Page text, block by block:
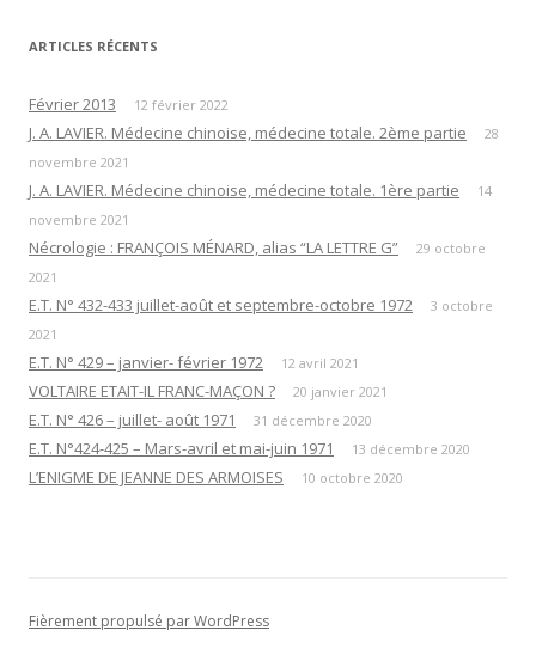
ARTICLES RÉCENTS
Février 2013 12 février 2022
J. A. LAVIER. Médecine chinoise, médecine totale. 2ème partie
28
novembre 2021
J. A. LAVIER. Médecine chinoise, médecine totale. 1ère partie
14
novembre 2021
Nécrologie : FRANÇOIS MÉNARD, alias “LA LETTRE G”
29 octobre
2021
E.T. N° 432-433 juillet-août et septembre-octobre 1972
3 octobre
2021
E.T. N° 429 – janvier- février 1972 12 avril 2021
VOLTAIRE ETAIT-IL FRANC-MAÇON ? 20 janvier 2021
E.T. N° 426 – juillet- août 1971 31 décembre 2020
E.T. N°424-425 – Mars-avril et mai-juin 1971 13 décembre 2020
L’ENIGME DE JEANNE DES ARMOISES 10 octobre 2020
Fièrement propulsé par WordPress